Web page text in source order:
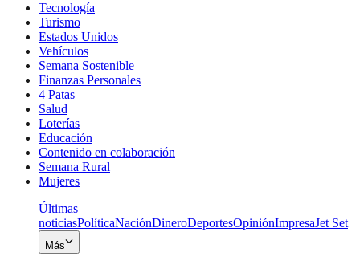
Tecnología
Turismo
Estados Unidos
Vehículos
Semana Sostenible
Finanzas Personales
4 Patas
Salud
Loterías
Educación
Contenido en colaboración
Semana Rural
Mujeres
Últimas
noticiasPolíticaNaciónDineroDeportesOpiniónImpresaJet Set
Más